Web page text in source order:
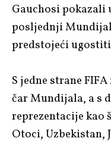
Gauchosi pokazali
posljednji
predstojeći ugostiti
S jedne strane
čar Mundijala, a s
reprezentacije kao
Otoci, Uzbekistan,